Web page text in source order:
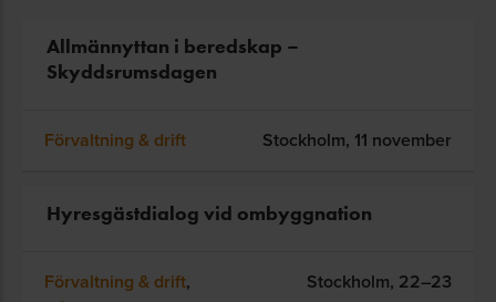
Allmännyttan i beredskap –
Skyddsrumsdagen
Förvaltning & drift Stockholm, 11 november
Hyresgästdialog vid ombyggnation
Förvaltning & drift,
Stockholm, 22–23